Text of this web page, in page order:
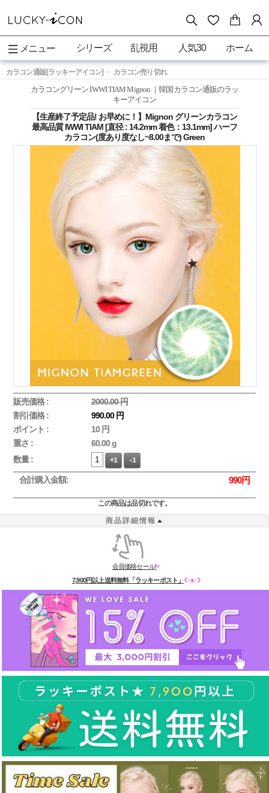
メニュー シリーズ 乱視用 人気30 ホーム
カラコン通販[ラッキーアイコン] カラコン売り切れ
カラコングリーン IWWI TIAM Mignon ｜韓国カラコン通販のラッ
キーアイコン
【生産終了予定品! お早めに！】Mignon グリーンカラコン
最高品質 IWWI TIAM [直径 : 14.2mm 着色：13.1mm] ハーフ
カラコン(度あり度なし~8.00まで) Green
販売価格 :
2000.00 円
割引価格 :
990.00 円
ポイント :
10 円
重さ :
60.00 g
数量 :
+1 -1
合計購入金額: 990円
この商品は品切れです。
商品詳細情報
会員価格セール!♥
7,900円以上送料無料「ラッキーポスト」 ʕ·ᴥ·ʔ